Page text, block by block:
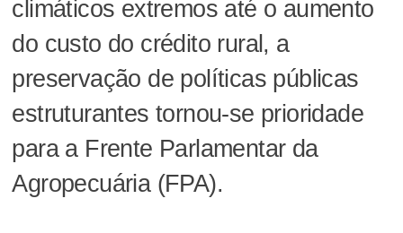
climáticos extremos até o aumento
do custo do crédito rural, a
preservação de políticas públicas
estruturantes tornou-se prioridade
para a Frente Parlamentar da
Agropecuária (FPA).